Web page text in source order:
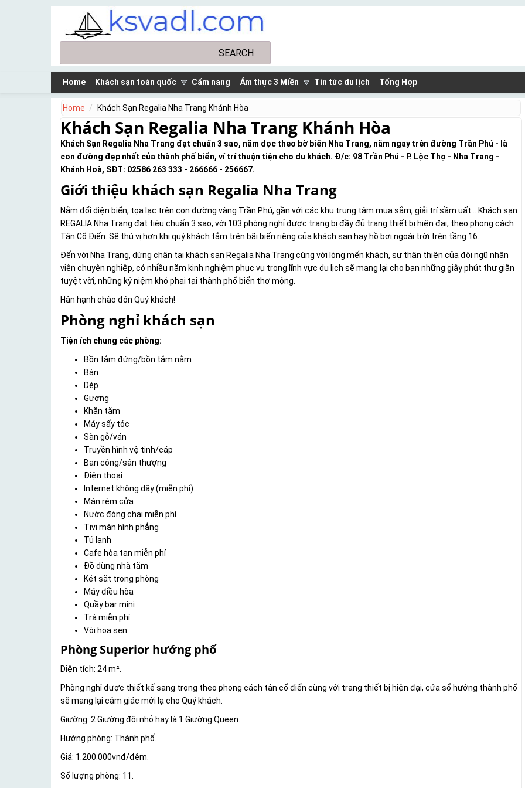
Skip to main content
Home Khách sạn toàn quốc Cẩm nang Ảm thực 3 Miền Tin tức du lịch Tổng Hợp
Home Khách Sạn Regalia Nha Trang Khánh Hòa
Khách Sạn Regalia Nha Trang Khánh Hòa
Khách Sạn Regalia Nha Trang đạt chuẩn 3 sao, nằm dọc theo bờ biển Nha Trang, nằm ngay trên đường Trần Phú - là
con đường đẹp nhất của thành phố biển, ví trí thuận tiện cho du khách. Đ/c: 98 Trần Phú - P. Lộc Thọ - Nha Trang -
Khánh Hoà, SĐT: 02586 263 333 - 266666 - 256667.
Giới thiệu khách sạn Regalia Nha Trang
Nằm đối diện biển, tọa lạc trên con đường vàng Trần Phú, gần với các khu trung tâm mua sắm, giải trí sầm uất... Khách sạn
REGALIA Nha Trang đạt tiêu chuẩn 3 sao, với 103 phòng nghỉ được trang bị đầy đủ trang thiết bị hiện đại, theo phong cách
Tân Cổ Điển. Sẽ thú vị hơn khi quý khách tắm trên bãi biển riêng của khách sạn hay hồ bơi ngoài trời trên tầng 16.
Đến với Nha Trang, dừng chân tại khách sạn Regalia Nha Trang cùng với lòng mến khách, sự thân thiện của đội ngũ nhân
viên chuyên nghiệp, có nhiều năm kinh nghiệm phục vụ trong lĩnh vực du lịch sẽ mang lại cho bạn những giây phút thư giãn
tuyệt vời, những kỷ niệm khó phai tại thành phố biển thơ mộng.
Hân hạnh chào đón Quý khách!
Phòng nghỉ khách sạn
Tiện ích chung các phòng:
Bồn tắm đứng/bồn tắm nằm
Bàn
Dép
Gương
Khăn tắm
Máy sấy tóc
Sàn gỗ/ván
Truyền hình vệ tinh/cáp
Ban công/sân thượng
Điện thoại
Internet không dây (miễn phí)
Màn rèm cửa
Nước đóng chai miễn phí
Tivi màn hình phẳng
Tủ lạnh
Cafe hòa tan miễn phí
Đồ dùng nhà tắm
Két sắt trong phòng
Máy điều hòa
Quầy bar mini
Trà miễn phí
Vòi hoa sen
Phòng Superior hướng phố
Diện tích: 24 m².
Phòng nghỉ được thiết kế sang trọng theo phong cách tân cổ điển cùng với trang thiết bị hiện đại, cửa sổ hướng thành phố
sẽ mang lại cảm giác mới lạ cho Quý khách.
Giường: 2 Giường đôi nhỏ hay là 1 Giường Queen.
Hướng phòng: Thành phố.
Giá: 1.200.000vnđ/đêm.
Số lượng phòng: 11.